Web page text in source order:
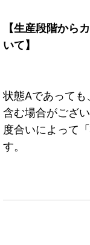
【生産段階から
いて】
状態Aであっても
含む場合がござ
度合いによって
す。